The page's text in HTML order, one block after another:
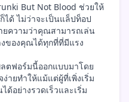
But Not Blood ช่วยให้
ด้ ไม่ว่าจะเป็นแล็ปท็อป
ความว่าคุณสามารถเล่น
ของคุณได้ทุกที่ที่มีแรง
ตฟอร์มนี้ออกแบบมาโดย
ายทำให้แม้แต่ผู้ที่เพิ่งเริ่ม
อย่างรวดเร็วและเริ่ม